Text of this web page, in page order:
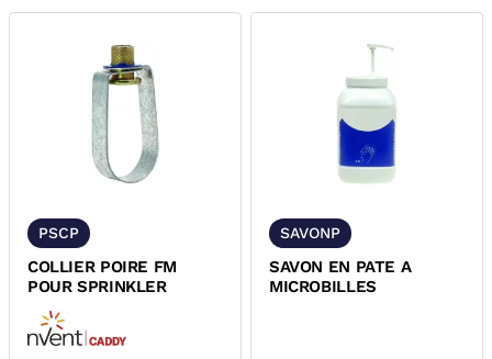
PSCP
COLLIER POIRE FM
POUR SPRINKLER
SAVONP
SAVON EN PATE A
MICROBILLES